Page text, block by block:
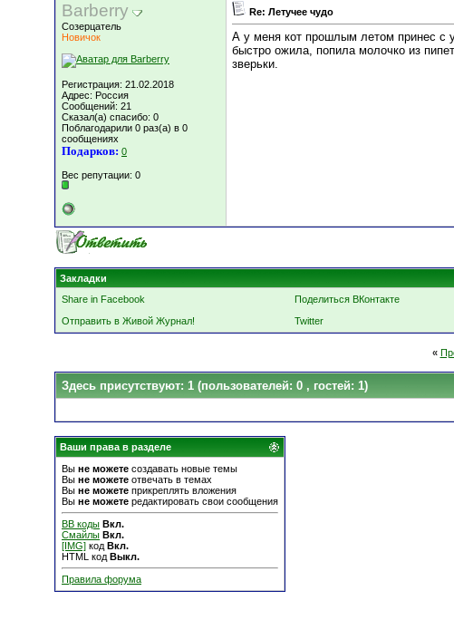
Barberry
Созерцатель
Новичок
Регистрация: 21.02.2018
Адрес: Россия
Сообщений: 21
Сказал(а) спасибо: 0
Поблагодарили 0 раз(а) в 0
сообщениях
Подарков: 0
Вес репутации: 0
Re: Летучее чудо
А у меня кот прошлым летом принес с
быстро ожила, попила молочко из
зверьки.
Закладки
Share in Facebook
Поделиться ВКонтакте
Отправить в Живой Журнал!
Twitter
«
Здесь присутствуют: 1 (пользователей: 0 , гостей: 1)
Ваши права в разделе
Вы не можете создавать новые темы
Вы не можете отвечать в темах
Вы не можете прикреплять вложения
Вы не можете редактировать свои сообщения
BB коды Вкл.
Смайлы Вкл.
[IMG] код Вкл.
HTML код Выкл.
Правила форума